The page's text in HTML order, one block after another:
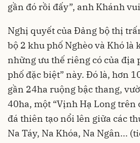
gần đó rồi đấy”, anh Khánh
Nghị quyết của Đảng bộ thị
bộ 2 khu phố Nghèo và Khó là
những ưu thế riêng có của địa
phố đặc biệt” này. Đó là, hơn
gần 24ha ruộng bậc thang,
40ha, một “Vịnh Hạ Long trên
đá thiên tạo nổi lên giữa các
Na Táy, Na Khóa, Na Ngân...